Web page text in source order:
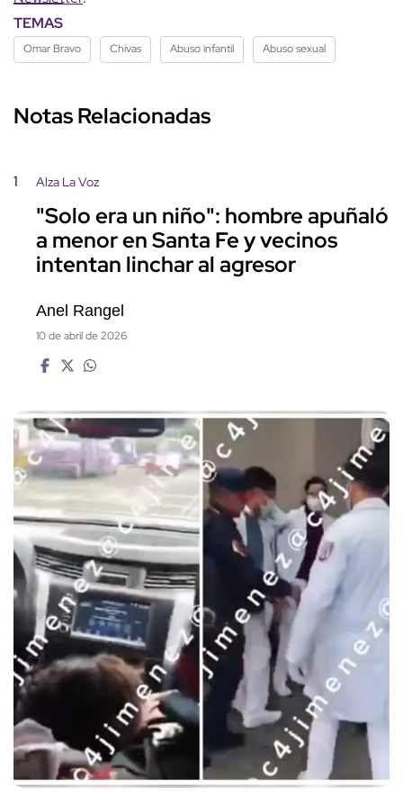
TEMAS
Omar Bravo Chivas Abuso infantil Abuso sexual
Notas Relacionadas
1 Alza La Voz
"Solo era un niño": hombre apuñaló
a menor en Santa Fe y vecinos
intentan linchar al agresor
Anel Rangel
10 de abril de 2026